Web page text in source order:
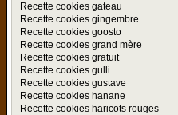
Recette cookies gateau
Recette cookies gingembre
Recette cookies goosto
Recette cookies grand mère
Recette cookies gratuit
Recette cookies gulli
Recette cookies gustave
Recette cookies hanane
Recette cookies haricots rouges